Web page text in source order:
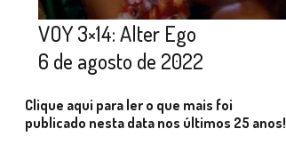
VOY 3×14: Alter Ego
6 de agosto de 2022
Clique aqui para ler o que mais foi
publicado nesta data nos últimos 25 anos!